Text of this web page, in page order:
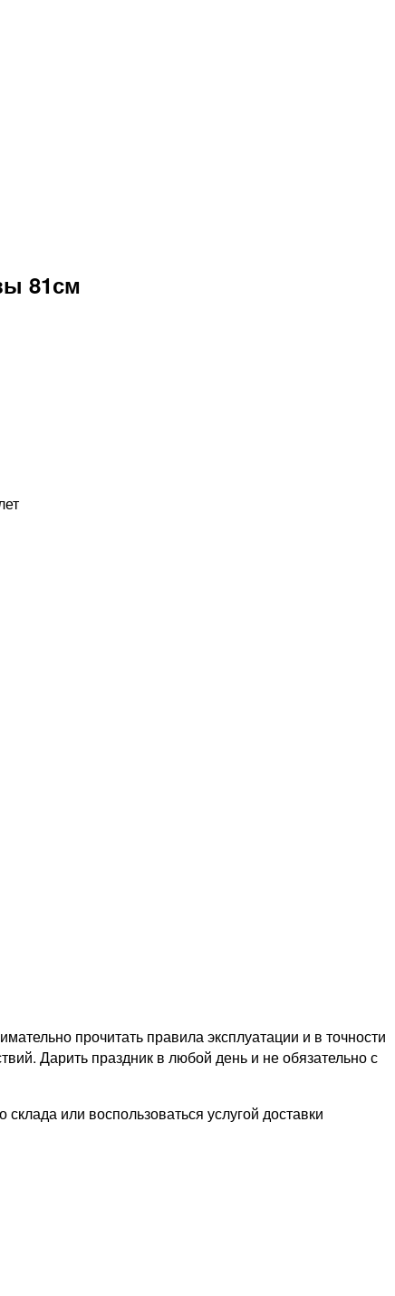
81см
прочитать правила эксплуатации и в точности
Дарить праздник в любой день и не обязательно с
или воспользоваться услугой доставки